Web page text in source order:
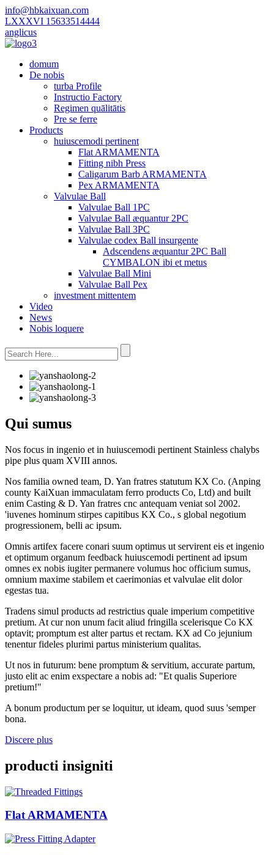
info@hbkaixuan.com
LXXXVI 15633514444
anglicus
domum
De nobis
turba Profile
Instructio Factory
Regimen quālitātis
Pre se ferre
Products
huiuscemodi pertinent
Flat ARMAMENTA
Fitting nibh Press
Caligarum Barb ARMAMENTA
Pex ARMAMENTA
Valvulae Ball
Valvulae Ball 1PC
Valvulae Ball æquantur 2PC
Valvulae Ball 3PC
Valvulae codex Ball insurgente
Adscendens æquantur 2PC Ball
CYMBALON ibi et metus
Valvulae Ball Mini
Valvulae Ball Pex
investment mittentem
Video
News
Nobis loquere
Qui sumus
Nos focus in ingenio et in huiuscemodi pertinent Stainless chalybs
pipe plus quam XVIII annos.
Nos familia owned team, D. Yan fratres statutum KX Co. (Anping
county KaiXuan immaculatam ferro products Co, Ltd) and built
enim Casting & D. Yan fratres cnc antequam veniat sol 2002.
'iuvenes hominum stirpes capitibus KX Co., s global negotium
progressionem, belli ac ipsum.
Omnis artifex facere conari suum optimus ut servirent eis et ingenio
et optimum organum feedback huiuscemodi pertinent ad ipsum
omnes ex nobis iugiter permanere volumus hoc officium sumus,
omnium maxime stabilem et caerimonias et valvulae elit dolor
egestas tua.
Tradens simul products ad restrictius quale imperium competitive
pretium. At cur non unum facit aliud fringilla scelerisque Co KX
optavit; promptum est alter partus et rectam. KX ad Co jejunium
tenentur fideles plurimi partus ministerium qualitas.
Ut nos in futurum: bene promptum & servitium, accurate partum,
justo elit ac enim exspectare a nobis ad: "Et qualis Superiore
pretium!"
A bonum productum per se loquitur, ut ideam, quod suus 'semper
bona.
Discere plus
producti insigniti
Flat ARMAMENTA